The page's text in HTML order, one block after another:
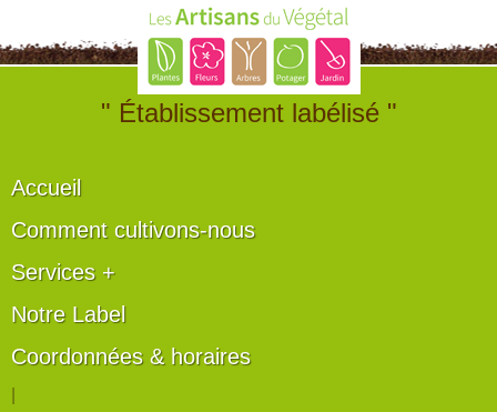
" Établissement labélisé "
Accueil
Comment cultivons-nous
Services +
Notre Label
Coordonnées & horaires